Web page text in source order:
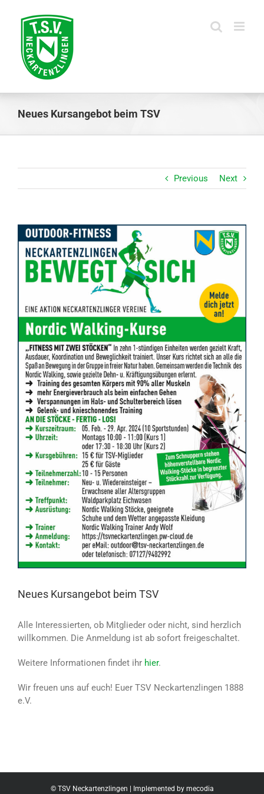
Neues Kursangebot beim TSV
Previous Next
View
Larger
Image
Neues Kursangebot beim TSV
Alle Interessierten, ob Mitglieder oder nicht, sind herzlich
willkommen. Die Anmeldung ist ab sofort freigeschaltet.
Weitere Informationen findet ihr hier.
Wir freuen uns auf euch! Euer TSV Neckartenzlingen 1888
e.V.
© TSV Neckartenzlingen | Implemented by mecodia